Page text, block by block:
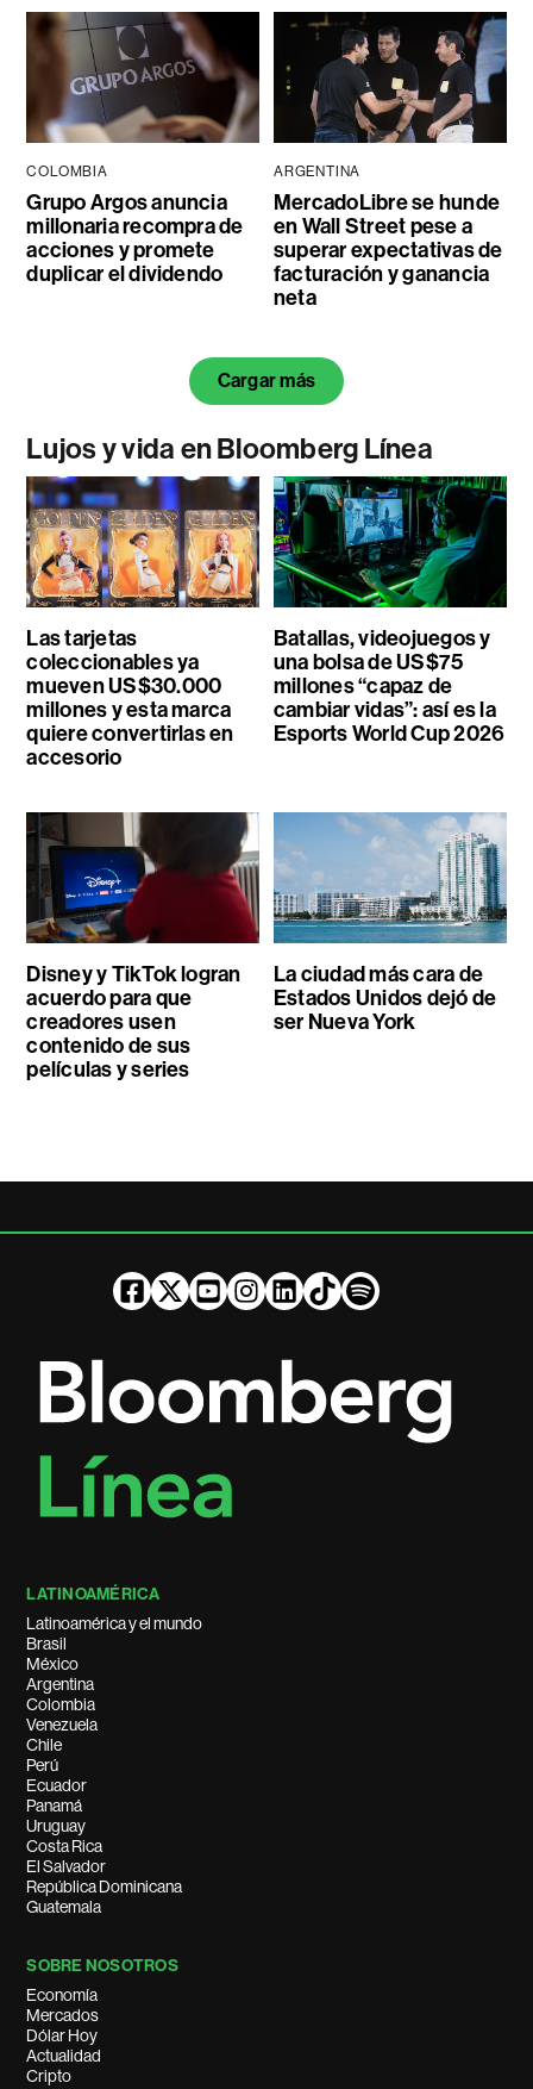
COLOMBIA
Grupo Argos anuncia
millonaria recompra de
acciones y promete
duplicar el dividendo
ARGENTINA
MercadoLibre se hunde
en Wall Street pese a
superar expectativas de
facturación y ganancia
neta
Cargar más
Lujos y vida en Bloomberg Línea
Las tarjetas
coleccionables ya
mueven US$30.000
millones y esta marca
quiere convertirlas en
accesorio
Batallas, videojuegos y
una bolsa de US$75
millones “capaz de
cambiar vidas”: así es la
Esports World Cup 2026
Disney y TikTok logran
acuerdo para que
creadores usen
contenido de sus
películas y series
La ciudad más cara de
Estados Unidos dejó de
ser Nueva York
LATINOAMÉRICA
Latinoamérica y el mundo
Brasil
México
Argentina
Colombia
Venezuela
Chile
Perú
Ecuador
Panamá
Uruguay
Costa Rica
El Salvador
República Dominicana
Guatemala
SOBRE NOSOTROS
Economía
Mercados
Dólar Hoy
Actualidad
Cripto